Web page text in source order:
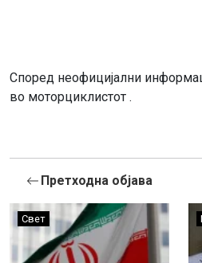
Според неофицијални
во моторциклистот .
Претходна објава
Свет